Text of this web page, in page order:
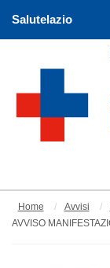
Salutelazio
Home Avvisi